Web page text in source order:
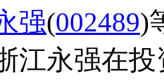
强(002489)
江永强在